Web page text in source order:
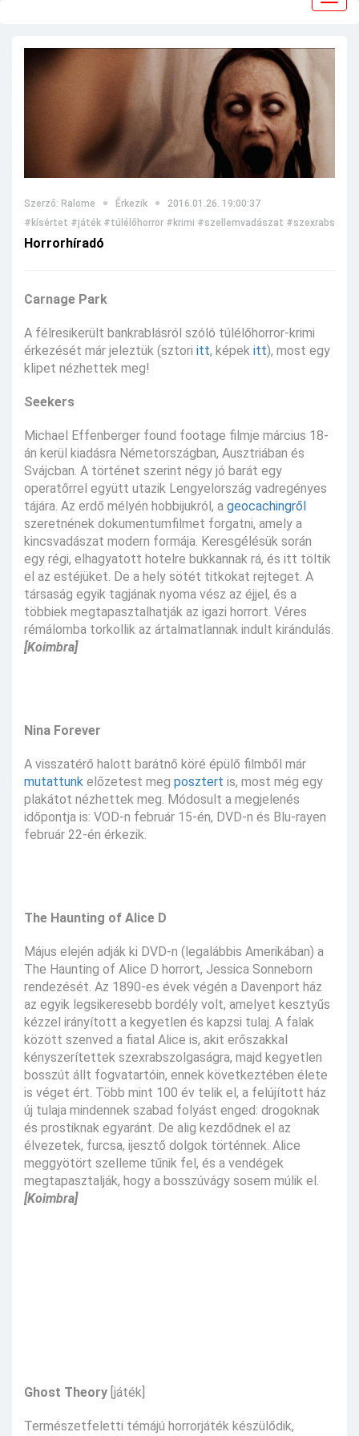
Szerző: Ralome Érkezik
2016.01.26. 19:00:37
#kísértet #játék #túlélőhorror #krimi #szellemvadászat
Horrorhíradó
Carnage Park
A félresikerült bankrablásról szóló túlélőhorror-krimi
érkezését már jeleztük (sztori itt, képek itt), most egy
klipet nézhettek meg!
Seekers
Michael Effenberger found footage filmje március 18-
án kerül kiadásra Németországban, Ausztriában és
Svájcban. A történet szerint négy jó barát egy
operatőrrel együtt utazik Lengyelország vadregényes
tájára. Az erdő mélyén hobbijukról, a geocachingről
szeretnének dokumentumfilmet forgatni, amely a
kincsvadászat modern formája. Keresgélésük során
egy régi, elhagyatott hotelre bukkannak rá, és itt töltik
el az estéjüket. De a hely sötét titkokat rejteget. A
társaság egyik tagjának nyoma vész az éjjel, és a
többiek megtapasztalhatják az igazi horrort. Véres
rémálomba torkollik az ártalmatlannak indult kirándulás.
[Koimbra]
Nina Forever
A visszatérő halott barátnő köré épülő filmből már
mutattunk előzetest meg posztert is, most még egy
plakátot nézhettek meg. Módosult a megjelenés
időpontja is: VOD-n február 15-én, DVD-n és Blu-rayen
február 22-én érkezik.
The Haunting of Alice D
Május elején adják ki DVD-n (legalábbis Amerikában) a
The Haunting of Alice D horrort, Jessica Sonneborn
rendezését. Az 1890-es évek végén a Davenport ház
az egyik legsikeresebb bordély volt, amelyet kesztyűs
kézzel irányított a kegyetlen és kapzsi tulaj. A falak
között szenved a fiatal Alice is, akit erőszakkal
kényszerítettek szexrabszolgaságra, majd kegyetlen
bosszút állt fogvatartóin, ennek következtében élete
is véget ért. Több mint 100 év telik el, a felújított ház
új tulaja mindennek szabad folyást enged: drogoknak
és prostiknak egyaránt. De alig kezdődnek el az
élvezetek, furcsa, ijesztő dolgok történnek. Alice
meggyötört szelleme tűnik fel, és a vendégek
megtapasztalják, hogy a bosszúvágy sosem múlik el.
[Koimbra]
Ghost Theory [játék]
Természetfeletti témájú horrorjáték készülődik,